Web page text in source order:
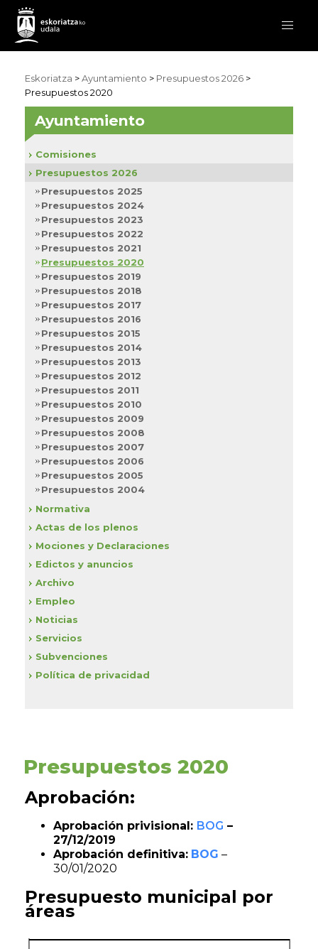
Eskoriatza >Ayuntamiento > Presupuestos 2026 >
Presupuestos 2020
Presupuestos 2020
Aprobación:
Aprobación privisional: BOG –
27/12/2019
Aprobación definitiva: BOG –
30/01/2020
Presupuesto municipal por
áreas
Ayuntamiento
Comisiones
Presupuestos 2026
Presupuestos 2025
Presupuestos 2024
Presupuestos 2023
Presupuestos 2022
Presupuestos 2021
Presupuestos 2020
Presupuestos 2019
Presupuestos 2018
Presupuestos 2017
Presupuestos 2016
Presupuestos 2015
Presupuestos 2014
Presupuestos 2013
Presupuestos 2012
Presupuestos 2011
Presupuestos 2010
Presupuestos 2009
Presupuestos 2008
Presupuestos 2007
Presupuestos 2006
Presupuestos 2005
Presupuestos 2004
Normativa
Actas de los plenos
Mociones y Declaraciones
Edictos y anuncios
Archivo
Empleo
Noticias
Servicios
Subvenciones
Política de privacidad